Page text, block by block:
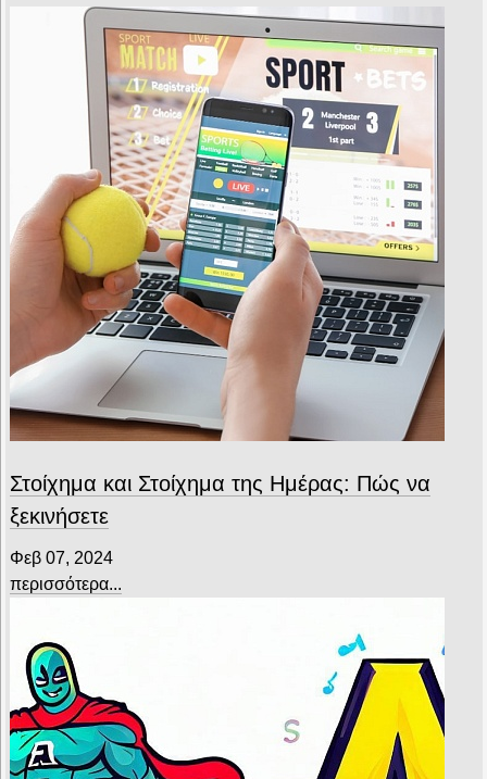
Στοίχημα και Στοίχημα της Ημέρας: Πώς να
ξεκινήσετε
Φεβ 07, 2024
περισσότερα...